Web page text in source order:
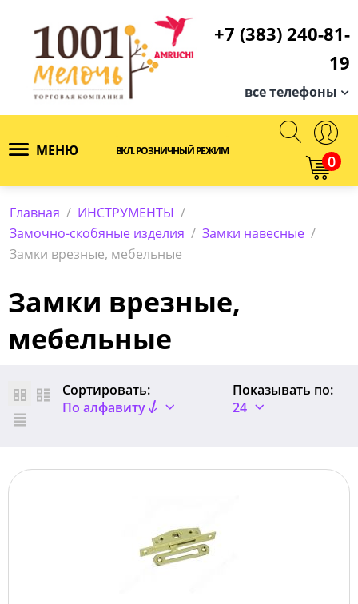
+7 (383) 240-81-
19
все телефоны
МЕНЮ ВКЛ. РОЗНИЧНЫЙ РЕЖИМ
0
Главная / ИНСТРУМЕНТЫ /
Замочно-скобяные изделия / Замки навесные /
Замки врезные, мебельные
Замки врезные,
мебельные
Сортировать:
По алфавиту
Показывать по:
24